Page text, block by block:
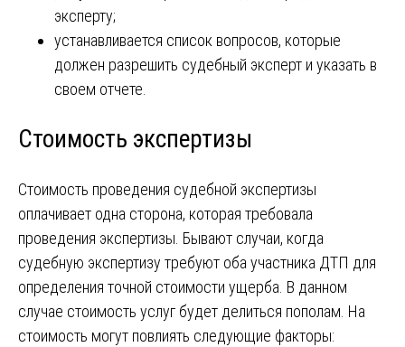
эксперту;
устанавливается список вопросов, которые
должен разрешить судебный эксперт и указать в
своем отчете.
Стоимость экспертизы
Стоимость проведения судебной экспертизы
оплачивает одна сторона, которая требовала
проведения экспертизы. Бывают случаи, когда
судебную экспертизу требуют оба участника ДТП для
определения точной стоимости ущерба. В данном
случае стоимость услуг будет делиться пополам. На
стоимость могут повлиять следующие факторы: